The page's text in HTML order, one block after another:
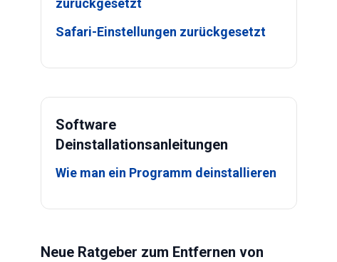
zurückgesetzt
Safari-Einstellungen zurückgesetzt
Software
Deinstallationsanleitungen
Wie man ein Programm deinstallieren
Neue Ratgeber zum Entfernen von